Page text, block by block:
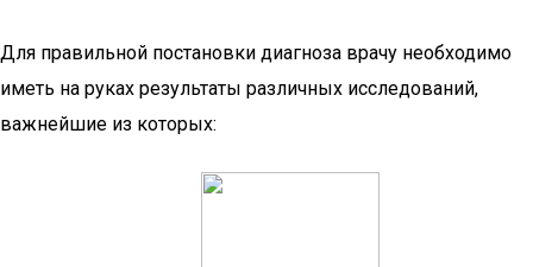
Для правильной постановки диагноза врачу необходимо
иметь на руках результаты различных исследований,
важнейшие из которых: